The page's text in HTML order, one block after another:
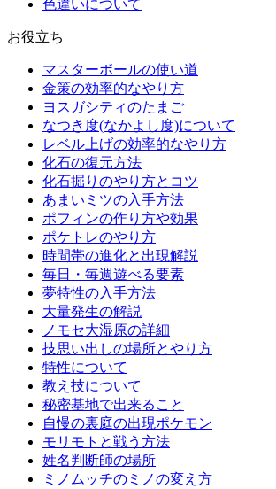
色違いについて
お役立ち
マスターボールの使い道
金策の効率的なやり方
ヨスガシティのたまご
なつき度(なかよし度)について
レベル上げの効率的なやり方
化石の復元方法
化石掘りのやり方とコツ
あまいミツの入手方法
ポフィンの作り方や効果
ポケトレのやり方
時間帯の進化と出現解説
毎日・毎週遊べる要素
夢特性の入手方法
大量発生の解説
ノモセ大湿原の詳細
技思い出しの場所とやり方
特性について
教え技について
秘密基地で出来ること
自慢の裏庭の出現ポケモン
モリモトと戦う方法
姓名判断師の場所
ミノムッチのミノの変え方